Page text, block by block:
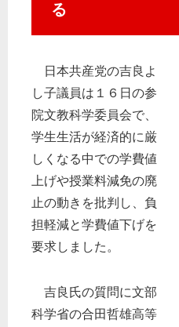
る
日本共産党の吉良よ
し子議員は１６日の参
院文教科学委員会で、
学生生活が経済的に厳
しくなる中での学費値
上げや授業料減免の廃
止の動きを批判し、負
担軽減と学費値下げを
要求しました。
吉良氏の質問に文部
科学省の合田哲雄高等